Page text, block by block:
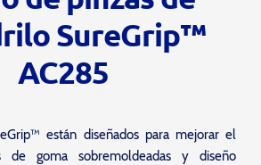
SureGrip™
AC285
están diseñados para mejorar el
de goma sobremoldeadas y diseño